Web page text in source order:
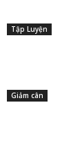
Tập Luyện
Giảm cân